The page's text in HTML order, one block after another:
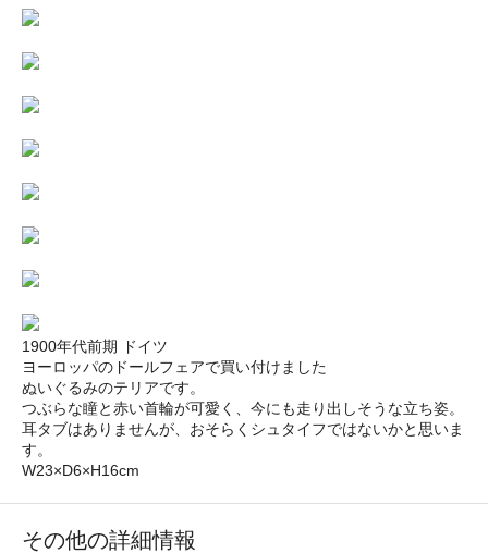
1900年代前期 ドイツ
ヨーロッパのドールフェアで買い付けました
ぬいぐるみのテリアです。
つぶらな瞳と赤い首輪が可愛く、今にも走り出しそうな立ち姿。
耳タブはありませんが、おそらくシュタイフではないかと思いま
す。
W23×D6×H16cm
その他の詳細情報